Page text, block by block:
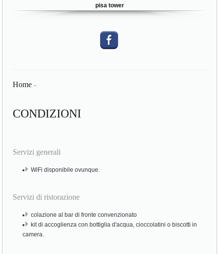
pisa tower
Home -
CONDIZIONI
Servizi generali
WiFi disponibile ovunque.
Servizi di ristorazione
colazione al bar di fronte convenzionato
kit di accoglienza con bottiglia d'acqua, cioccolatini o biscotti in
camera.